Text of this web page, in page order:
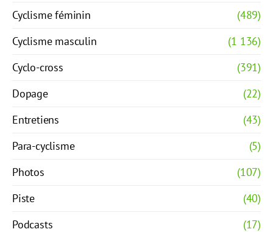
Cyclisme féminin
(489)
Cyclisme masculin
(1 136)
Cyclo-cross
(391)
Dopage
(22)
Entretiens
(43)
Para-cyclisme
(5)
Photos
(107)
Piste
(40)
Podcasts
(17)